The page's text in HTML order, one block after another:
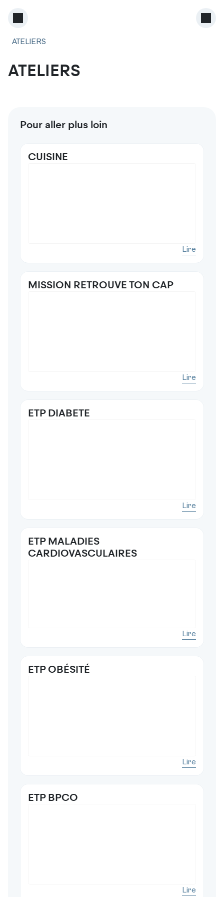
ATELIERS
ATELIERS
Pour aller plus loin
CUISINE
Lire
MISSION RETROUVE TON CAP
Lire
ETP DIABETE
Lire
ETP MALADIES
CARDIOVASCULAIRES
Lire
ETP OBÉSITÉ
Lire
ETP BPCO
Lire